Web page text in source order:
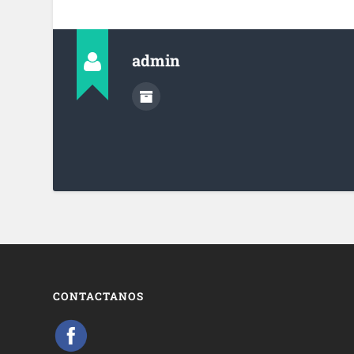
admin
CONTACTANOS